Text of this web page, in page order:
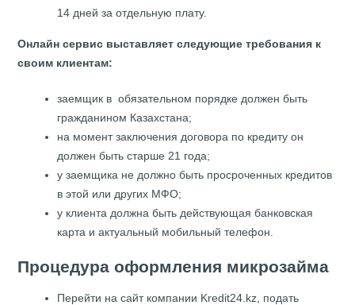
14 дней за отдельную плату.
Онлайн сервис выставляет следующие требования к
своим клиентам:
заемщик в обязательном порядке должен быть
гражданином Казахстана;
на момент заключения договора по кредиту он
должен быть старше 21 года;
у заемщика не должно быть просроченных кредитов
в этой или других МФО;
у клиента должна быть действующая банковская
карта и актуальный мобильный телефон.
Процедура оформления микрозайма
Перейти на сайт компании Kredit24.kz, подать